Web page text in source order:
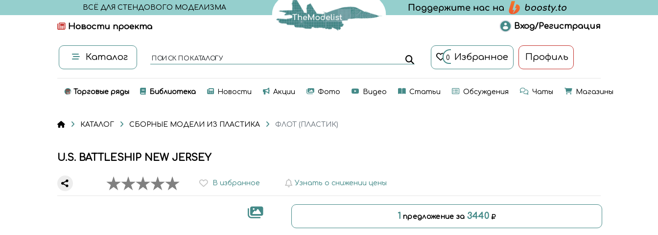
ВСЁ ДЛЯ СТЕНДОВОГО МОДЕЛИЗМА
Новости проекта Вход/Регистрация
Каталог ПОИСК ПО КАТАЛОГУ 0 Избранное Профиль
Торговые ряды Библиотека Новости Акции Фото Видео Статьи Обсуждения Чаты Магазины
КАТАЛОГ СБОРНЫЕ МОДЕЛИ ИЗ ПЛАСТИКА ФЛОТ (ПЛАСТИК)
U.S. BATTLESHIP NEW JERSEY
В избранное Узнать о снижении цены
1 предложение за 3440